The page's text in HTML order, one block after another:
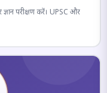
ज्ञान परीक्षण करें। UPSC और